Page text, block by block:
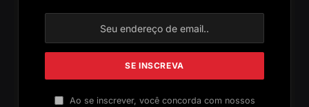
Ao se inscrever, você concorda com nossos